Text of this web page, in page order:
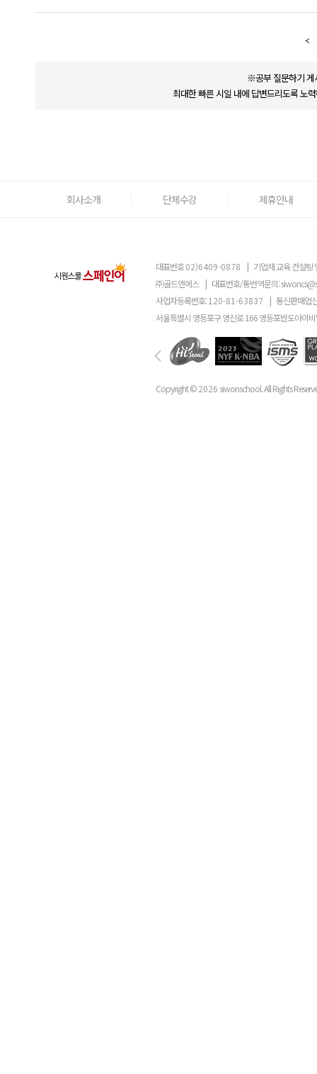
※공부 질문하기 게
최대한 빠른 시일 내에 답변드리도록 노
회사소개 단체수강 제휴안내
대표번호02)6409-0878 | 기업체 교육 컨설팅
㈜골드앤에스 | 대표번호/통번역문의:
사업자등록번호:120-81-63837 | 통신판매업
서울특별시 영등포구 영신로 166 영등포반도아이
Copyright ©2026 siwonschool. All Rights